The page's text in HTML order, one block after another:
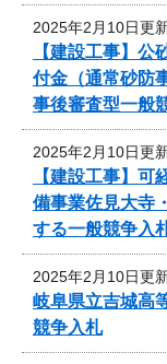
2025年2月10日更
【建設工事】
付金（通常砂防
事後審査型一般
2025年2月10日更
【建設工事】
備事業佐見大寺
する一般競争入
2025年2月10日更
岐阜県立吉城高
競争入札